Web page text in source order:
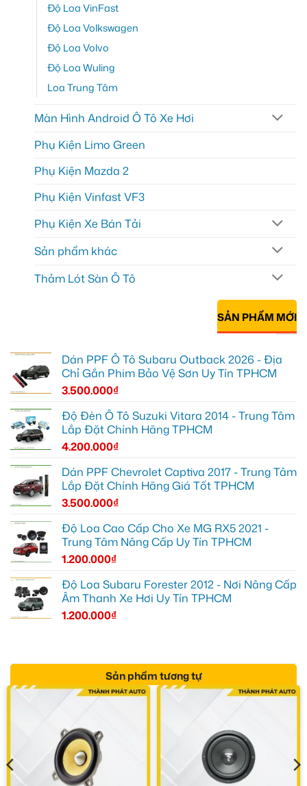
Độ Loa VinFast
Độ Loa Volkswagen
Độ Loa Volvo
Độ Loa Wuling
Loa Trung Tâm
Màn Hình Android Ô Tô Xe Hơi
Phụ Kiện Limo Green
Phụ Kiện Mazda 2
Phụ Kiện Vinfast VF3
Phụ Kiện Xe Bán Tải
Sản phẩm khác
Thảm Lót Sàn Ô Tô
SẢN PHẨM MỚI
Dán PPF Ô Tô Subaru Outback 2026 - Địa
Chỉ Gắn Phim Bảo Vệ Sơn Uy Tín TPHCM
3.500.000₫
Độ Đèn Ô Tô Suzuki Vitara 2014 - Trung Tâm
Lắp Đặt Chính Hãng TPHCM
4.200.000₫
Dán PPF Chevrolet Captiva 2017 - Trung Tâm
Lắp Đặt Chính Hãng Giá Tốt TPHCM
3.500.000₫
Độ Loa Cao Cấp Cho Xe MG RX5 2021 -
Trung Tâm Nâng Cấp Uy Tín TPHCM
1.200.000₫
Độ Loa Subaru Forester 2012 - Nơi Nâng Cấp
Âm Thanh Xe Hơi Uy Tín TPHCM
1.200.000₫
Sản phẩm tương tự